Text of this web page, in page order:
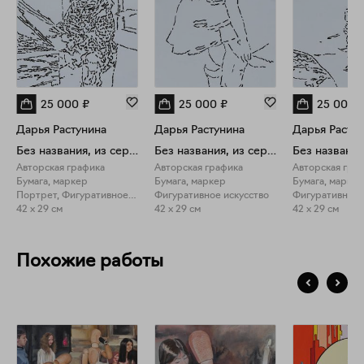
25 000 ₽
Дарья Растунина
Без названия, из серии "Человек"
Авторская графика
Бумага, маркер
Портрет, Фигуративное искусство
42 x 29 см
25 000 ₽
Дарья Растунина
Без названия, из серии "Человек"
Авторская графика
Бумага, маркер
Фигуративное искусство
42 x 29 см
25 000
Дарья
Авторская
Бумага, маркер
Фигуративное
42 x 29 см
Похожие работы